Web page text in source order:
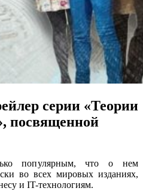
серии «Теории
посвященной
популярным, что о нем
во всех мировых изданиях,
и IT-технологиям.